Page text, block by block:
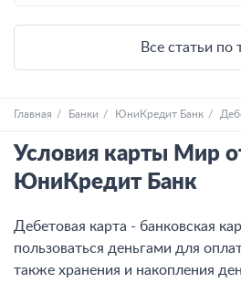
Все статьи по
Главная Банки ЮниКредит Банк
Условия карты Мир
ЮниКредит Банк
Дебетовая карта - банковская
пользоваться деньгами для
также хранения и накопления